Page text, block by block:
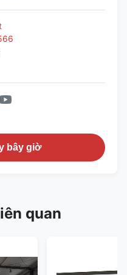
bây giờ
quan